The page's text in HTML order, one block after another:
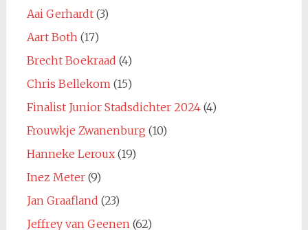
Aai Gerhardt(3)
Aart Both (17)
Brecht Boekraad (4)
Chris Bellekom (15)
Finalist Junior Stadsdichter 2024(4)
Frouwkje Zwanenburg (10)
Hanneke Leroux(19)
Inez Meter(9)
Jan Graafland (23)
Jeffrey van Geenen (62)